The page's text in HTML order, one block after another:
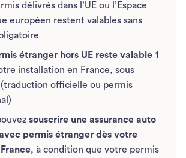
délivrés dans l’UE ou l’Espace
européen restent valables sans
étranger hors UE reste valable 1
installation en France, sous
officielle ou permis
souscrire une assurance auto
permis étranger dès votre
, à condition que votre permis